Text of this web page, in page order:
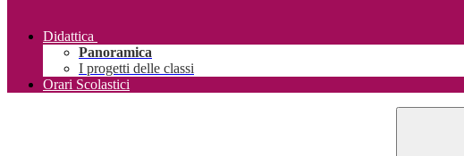
Didattica
Panoramica
I progetti delle classi
Orari Scolastici